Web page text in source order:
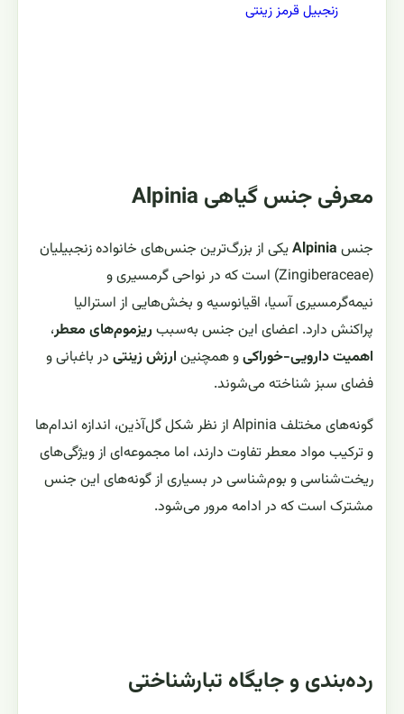
زنجبیل قرمز زینتی
معرفی جنس گیاهی Alpinia
جنس Alpiniaیکی از بزرگ‌ترین جنس‌های خانواده زنجبیلیان
(Zingiberaceae) است که در نواحی گرمسیری و
نیمه‌گرمسیری آسیا، اقیانوسیه و بخش‌هایی از استرالیا
پراکنش دارد. اعضای این جنس به‌سببریزموم‌های معطر،
اهمیت دارویی-خوراکیو همچنین ارزش زینتیدر باغبانی و
فضای سبز شناخته می‌شوند.
گونه‌های مختلف Alpinia از نظر شکل گل‌آذین، اندازه اندام‌ها
و ترکیب مواد معطر تفاوت دارند، اما مجموعه‌ای از ویژگی‌های
ریخت‌شناسی و بوم‌شناسی در بسیاری از گونه‌های این جنس
مشترک است که در ادامه مرور می‌شود.
رده‌بندی و جایگاه تبارشناختی